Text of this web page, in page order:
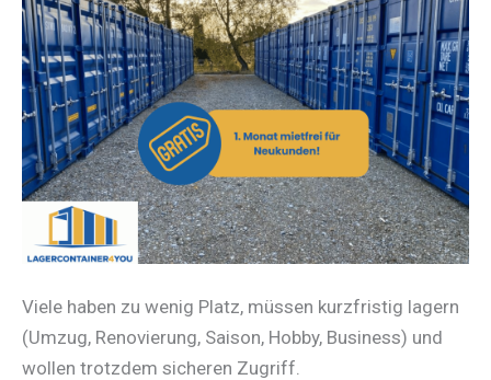
Viele haben zu wenig Platz, müssen kurzfristig lagern
(Umzug, Renovierung, Saison, Hobby, Business) und
wollen trotzdem sicheren Zugriff.